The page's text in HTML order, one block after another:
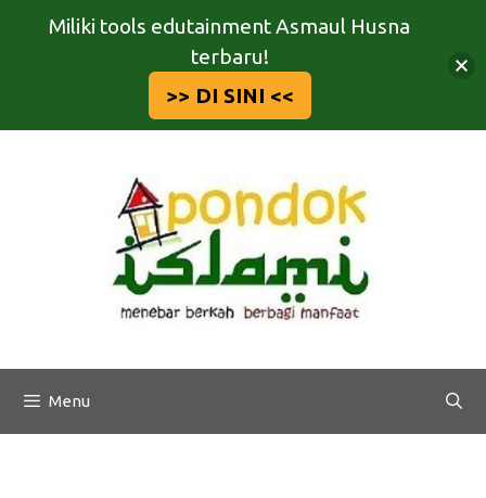
Menu
Miliki tools edutainment Asmaul Husna
terbaru!
>> DI SINI <<